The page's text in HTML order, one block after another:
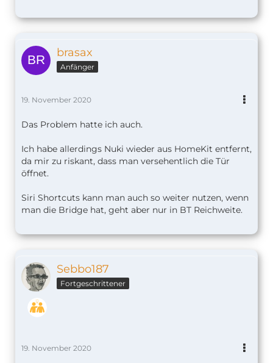
brasax
Anfänger
19. November 2020
Das Problem hatte ich auch.
Ich habe allerdings Nuki wieder aus HomeKit entfernt,
da mir zu riskant, dass man versehentlich die Tür
öffnet.
Siri Shortcuts kann man auch so weiter nutzen, wenn
man die Bridge hat, geht aber nur in BT Reichweite.
Sebbo187
Fortgeschrittener
19. November 2020